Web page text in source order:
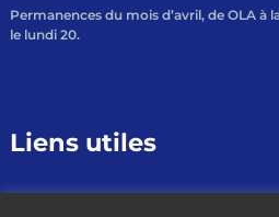
Permanences du mois d’avril, de OLA à
le lundi 20.
Liens utiles